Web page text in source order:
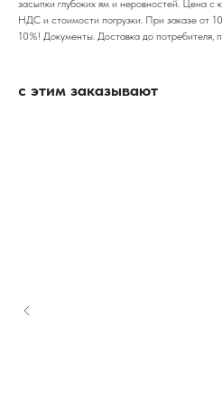
засыпки глубоких ям и неровностей. Цена
НДС и стоимости погрузки. При заказе от
10%! Документы. Доставка до потребителя,
с этим заказывают